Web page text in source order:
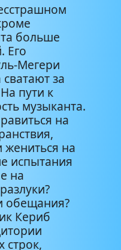
больше
Его
Мегери
за
пути к
музыканта.
на
жениться на
испытания
на
обещания?
Кериб
строк,